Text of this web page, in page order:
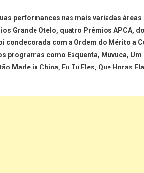
performances nas mais variadas
Grande Otelo, quatro Prêmios APCA,
condecorada com a Ordem do Mérito a
programas como Esquenta, Muvuca, Um
Made in China, Eu Tu Eles, Que Horas